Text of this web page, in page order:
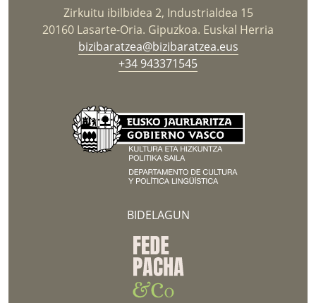
Zirkuitu ibilbidea 2, Industrialdea 15
20160 Lasarte-Oria. Gipuzkoa. Euskal Herria
bizibaratzea@bizibaratzea.eus
+34 943371545
BIDELAGUN